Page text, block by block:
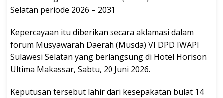
Selatan periode 2026 – 2031
Kepercayaan itu diberikan secara aklamasi dalam
forum Musyawarah Daerah (Musda) VI DPD IWAPI
Sulawesi Selatan yang berlangsung di Hotel Horison
Ultima Makassar, Sabtu, 20 Juni 2026.
Keputusan tersebut lahir dari kesepakatan bulat 14